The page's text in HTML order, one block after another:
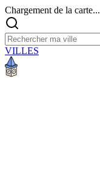
Chargement de la carte...
VILLES